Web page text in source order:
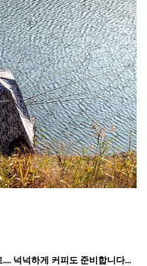
넉넉하게 커피도 준비합니다...